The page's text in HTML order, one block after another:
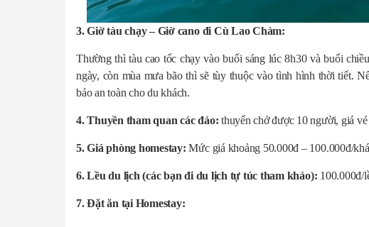
3. Giờ tàu chạy – Giờ cano đi Cù Lao Chàm:
Thường thì tàu cao tốc chạy vào buổi sáng lúc 8h30 và buổi
ngày, còn mùa mưa bão thì sẽ tùy thuộc vào tình hình thời tiết.
bảo an toàn cho du khách.
4. Thuyền tham quan các đảo: thuyển chở được 10 người, giá
5. Giá phòng homestay: Mức giá khoảng 50.000đ – 100.000đ/
6. Lều du lịch (các bạn đi du lịch tự túc tham khảo): 100.000đ/
7. Đặt ăn tại Homestay: